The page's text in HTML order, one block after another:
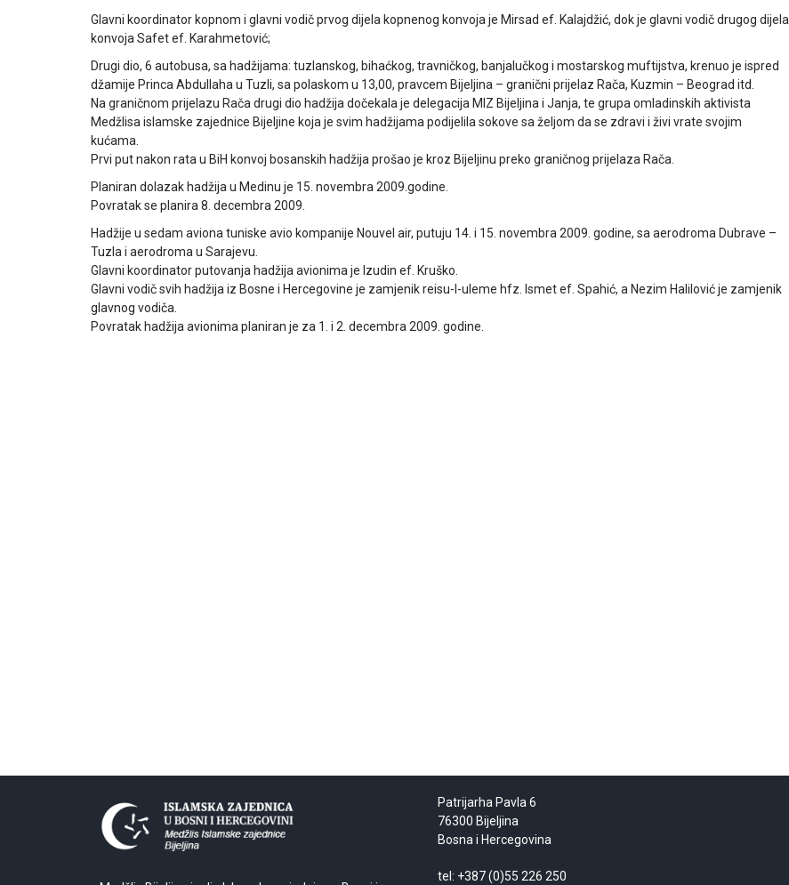
Glavni koordinator kopnom i glavni vodič prvog dijela kopnenog konvoja je Mirsad ef. Kalajdžić, dok je glavni vodič drugog dijela
konvoja Safet ef. Karahmetović;
Drugi dio, 6 autobusa, sa hadžijama: tuzlanskog, bihaćkog, travničkog, banjalučkog i mostarskog muftijstva, krenuo je ispred
džamije Princa Abdullaha u Tuzli, sa polaskom u 13,00, pravcem Bijeljina – granični prijelaz Rača, Kuzmin – Beograd itd.
Na graničnom prijelazu Rača drugi dio hadžija dočekala je delegacija MIZ Bijeljina i Janja, te grupa omladinskih aktivista
Medžlisa islamske zajednice Bijeljine koja je svim hadžijama podijelila sokove sa željom da se zdravi i živi vrate svojim
kućama.
Prvi put nakon rata u BiH konvoj bosanskih hadžija prošao je kroz Bijeljinu preko graničnog prijelaza Rača.
Planiran dolazak hadžija u Medinu je 15. novembra 2009.godine.
Povratak se planira 8. decembra 2009.
Hadžije u sedam aviona tuniske avio kompanije Nouvel air, putuju 14. i 15. novembra 2009. godine, sa aerodroma Dubrave –
Tuzla i aerodroma u Sarajevu.
Glavni koordinator putovanja hadžija avionima je Izudin ef. Kruško.
Glavni vodič svih hadžija iz Bosne i Hercegovine je zamjenik reisu-l-uleme hfz. Ismet ef. Spahić, a Nezim Halilović je zamjenik
glavnog vodiča.
Povratak hadžija avionima planiran je za 1. i 2. decembra 2009. godine.
Patrijarha Pavla 6
76300 Bijeljina
Bosna i Hercegovina
tel: +387 (0)55 226 250